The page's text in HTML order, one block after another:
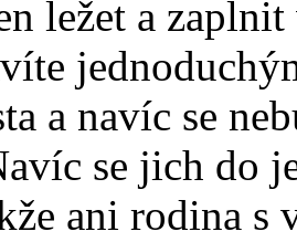
ležet a
a navíc se
se jich do
ani rodina s